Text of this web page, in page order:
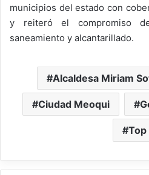
municipios del estado con
y reiteró el compromiso
saneamiento y alcantarillado.
Alcaldesa Miriam
Ciudad Meoqui
Top